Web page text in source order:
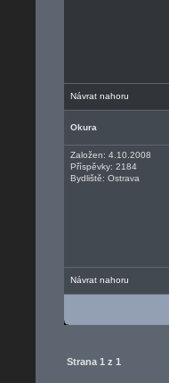
Návrat nahoru
Okura
Založen: 4.10.2008
Příspěvky: 2184
Bydliště: Ostrava
Návrat nahoru
Strana 1 z 1